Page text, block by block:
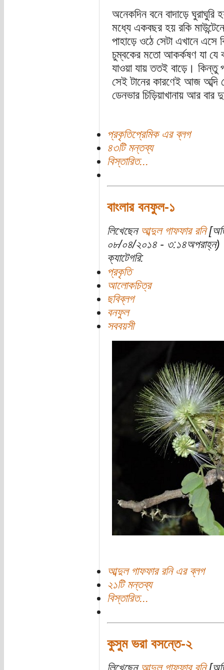
অনেকদিন বনে বাদাড়ে
মধ্যে একবছর হয় রকি
পাহাড়ে ওঠে সেটা এখানে
চুম্বকের মতো আকর্কষণ যা যে
যাওয়া যায় ততই বাড়ে। কিন্তু
সেই টানের কারণেই আজ অব্দি
ডেনভার চিড়িয়াখানায় আর বার
প্রকৃতিপ্রেমিক এর ব্লগ
৪৩টি মন্তব্য
বিস্তারিত...
বাংলার বনফুল-১
লিখেছেন আব্দুল গাফফার রনি
০৮/০৪/২০১৪ - ৩:১৪অপরাহ্ন)
ক্যাটেগরি:
প্রকৃতি
আলোকচিত্র
ছবিব্লগ
বনফুল
সববয়সী
আব্দুল গাফফার রনি এর ব্লগ
২১টি মন্তব্য
বিস্তারিত...
কুসুম ভরা বসন্তে-২